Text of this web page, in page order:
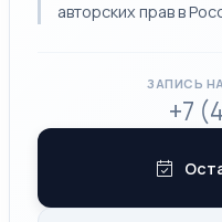
авторских прав в
ЗАПИСЬ
+7